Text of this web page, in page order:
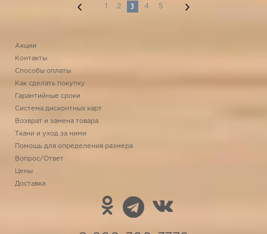
1 2 3 4 5
Акции
Контакты
Способы оплаты
Как сделать покупку
Гарантийные сроки
Система дисконтных карт
Возврат и замена товара
Ткани и уход за ними
Помощь для определения размера
Вопрос/Ответ
Цены
Доставка